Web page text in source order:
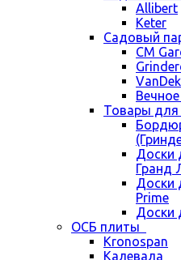
Allibert
Keter
Садовый
CM
VanDek
Товары для
Доски
Гранд
Доски
Prime
Доски
ОСБ плиты
Kronospan
Калевала